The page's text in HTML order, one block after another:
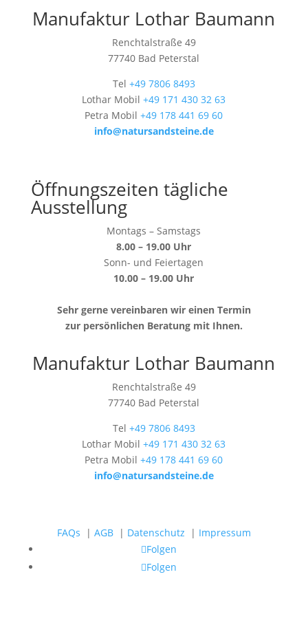
Manufaktur Lothar Baumann
Renchtalstraße 49
77740 Bad Peterstal
Tel +49 7806 8493
Lothar Mobil+49 171 430 32 63
Petra Mobil+49 178 441 69 60
info@natursandsteine.de
Öffnungszeiten tägliche
Ausstellung
Montags – Samstags
8.00 – 19.00 Uhr
Sonn- und Feiertagen
10.00 – 19.00 Uhr
Sehr gerne vereinbaren wir einen Termin
zur persönlichen Beratung mit Ihnen.
Manufaktur Lothar Baumann
Renchtalstraße 49
77740 Bad Peterstal
Tel +49 7806 8493
Lothar Mobil+49 171 430 32 63
Petra Mobil+49 178 441 69 60
info@natursandsteine.de
FAQs | AGB| Datenschutz | Impressum
Folgen
Folgen